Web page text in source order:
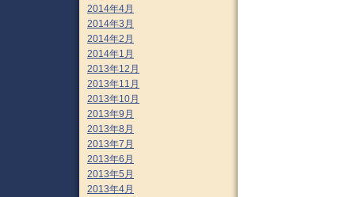
2014年4月
2014年3月
2014年2月
2014年1月
2013年12月
2013年11月
2013年10月
2013年9月
2013年8月
2013年7月
2013年6月
2013年5月
2013年4月